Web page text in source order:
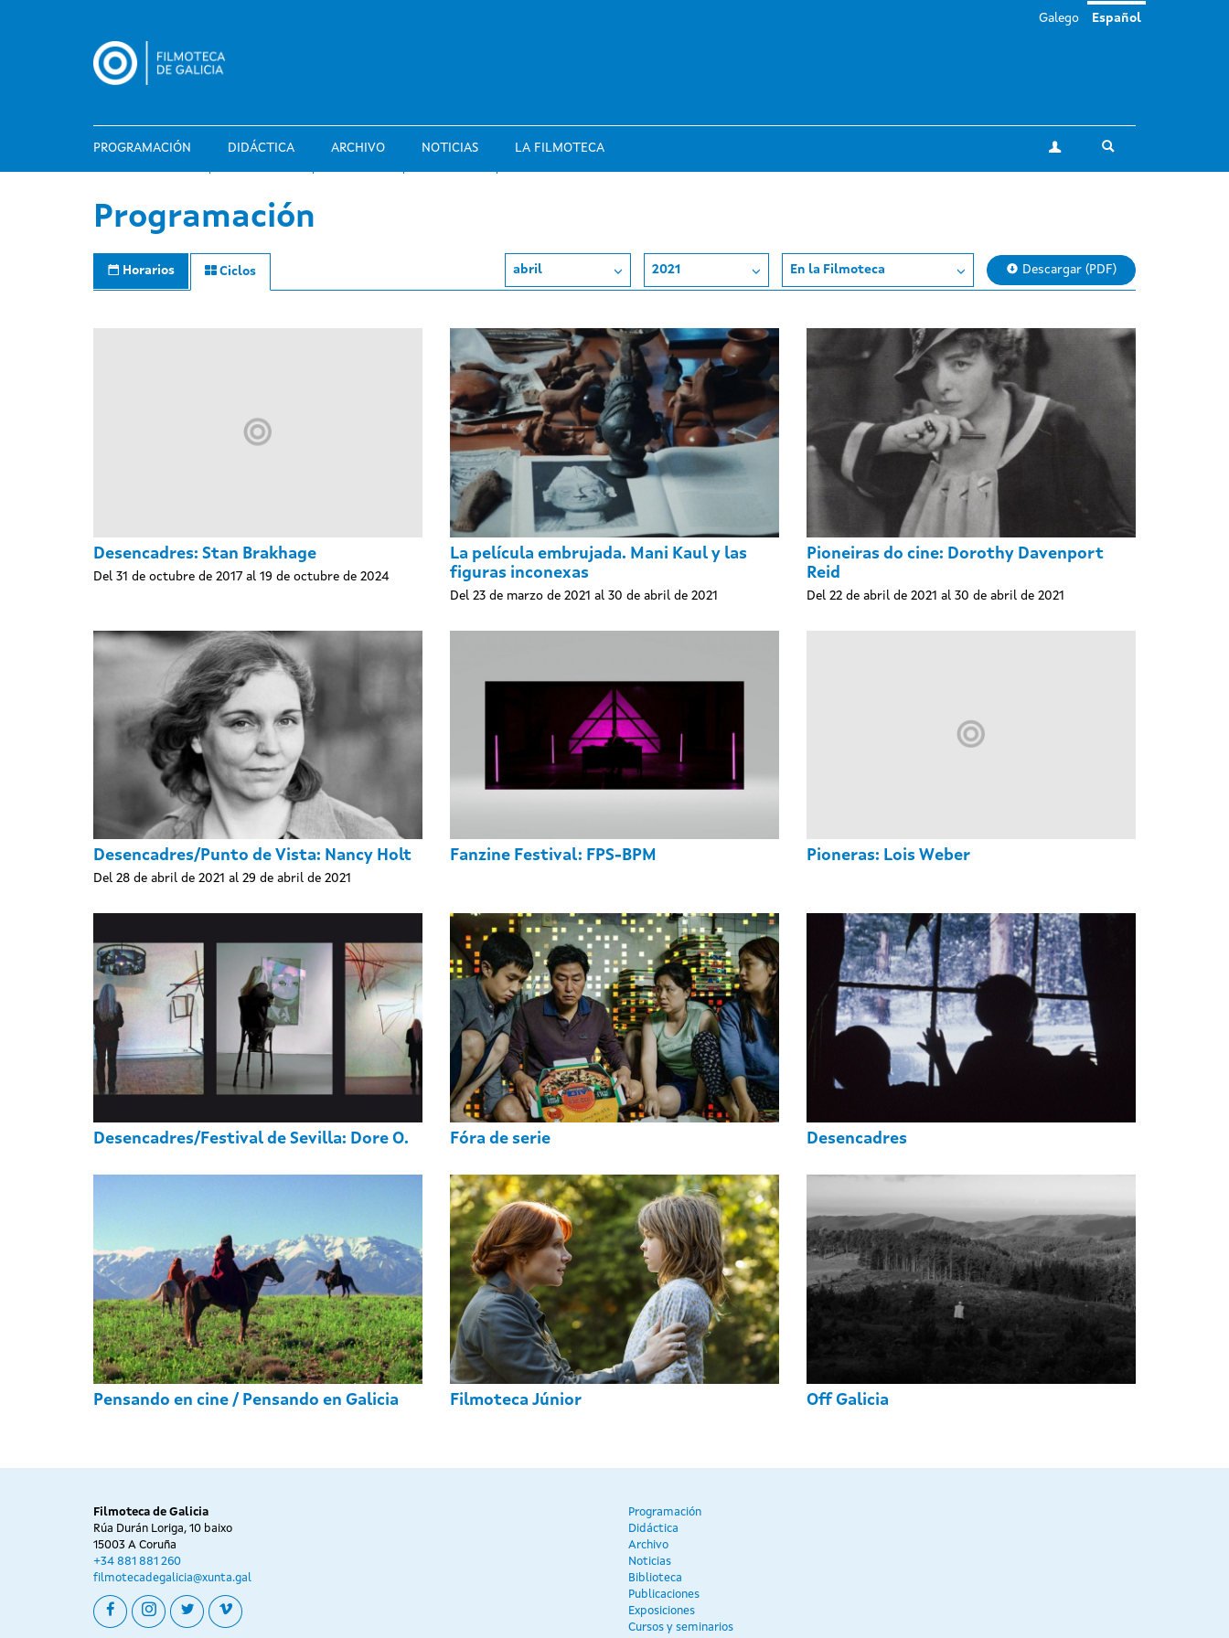
PROGRAMACIÓN DIDÁCTICA ARCHIVO NOTICIAS LA FILMOTECA Mi cuenta
Galego Español
Programación
Horarios Ciclos abril 2021 En la Filmoteca Descargar (PDF)
Desencadres: Stan Brakhage
Del 31 de octubre de 2017 al 19 de octubre de 2024
La película embrujada. Mani Kaul y las
figuras inconexas
Del 23 de marzo de 2021 al 30 de abril de 2021
Pioneiras do cine: Dorothy Davenport
Reid
Del 22 de abril de 2021 al 30 de abril de 2021
Desencadres/Punto de Vista: Nancy Holt
Del 28 de abril de 2021 al 29 de abril de 2021
Fanzine Festival: FPS-BPM Pioneras: Lois Weber
Desencadres/Festival de Sevilla: Dore O. Fóra de serie Desencadres
Pensando en cine / Pensando en Galicia Filmoteca Júnior Off Galicia
Filmoteca de Galicia
Rúa Durán Loriga, 10 baixo
15003 A Coruña
+34 881 881 260
filmotecadegalicia@xunta.gal
facebookinstagram
twittervimeo
Programación
Didáctica
Archivo
Noticias
Biblioteca
Publicaciones
Exposiciones
Cursos y seminarios